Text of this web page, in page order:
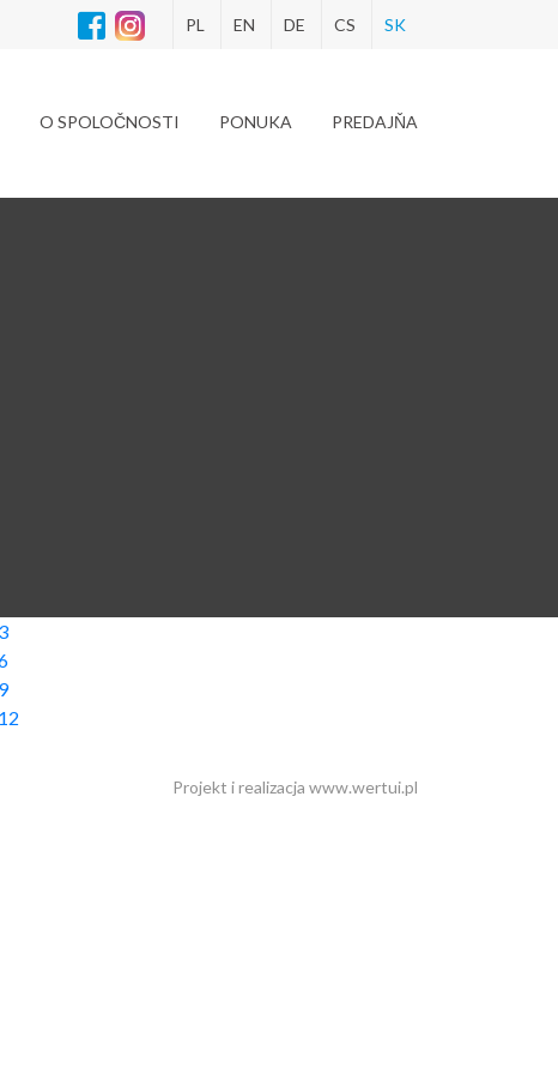
PL EN DE CS SK
O SPOLOČNOSTI PONUKA PREDAJŇA
Projekt i realizacja www.wertui.pl